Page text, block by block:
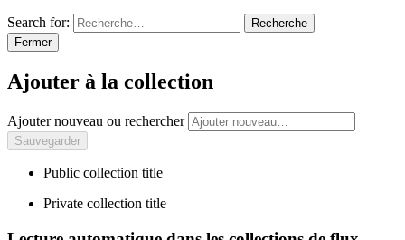
Search for:
Recherche
Fermer
Ajouter à la collection
Ajouter nouveau ou rechercher
Public collection title
Private collection title